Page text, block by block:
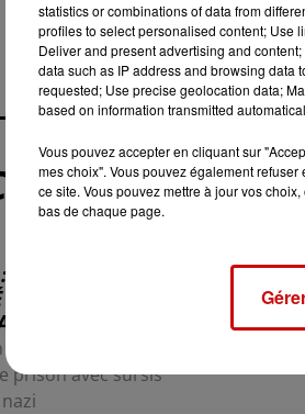
UN HOMME
TROIS MOIS
SURSIS...
condamné
prison avec sursis
statistics or combinations of data from
profiles to select personalised content; Use
Deliver and present advertising and
data such as IP address and browsing data
requested; Use precise geolocation data;
based on information transmitted
Vous pouvez accepter en cliquant sur
mes choix". Vous pouvez également
ce site. Vous pouvez mettre à jour vos
bas de chaque page.